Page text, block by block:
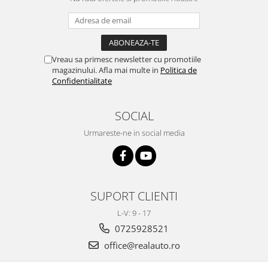
Peugeot
Aparatori noroi camion
Skoda
Vreau sa primesc newsletter cu promotiile
magazinului. Afla mai multe in Politica de
Confidentialitate
SOCIAL
Urmareste-ne in social media
SUPORT CLIENTI
L-V: 9 - 17
0725928521
office@realauto.ro